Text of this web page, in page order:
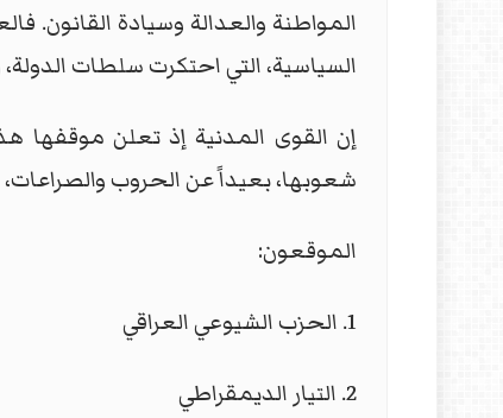
المواطنة والعدالة وسيادة القانون.
السياسية، التي احتكرت سلطات
إن القوى المدنية إذ تعلن موقفها
شعوبها، بعيداً عن الحروب
الموقعون:
1. الحزب الشيوعي العراقي
2. التيار الديمقراطي